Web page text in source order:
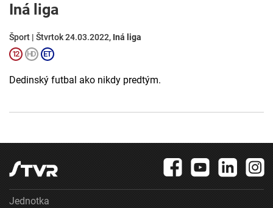
Iná liga
Šport | Štvrtok 24.03.2022, Iná liga
Dedinský futbal ako nikdy predtým.
Jednotka